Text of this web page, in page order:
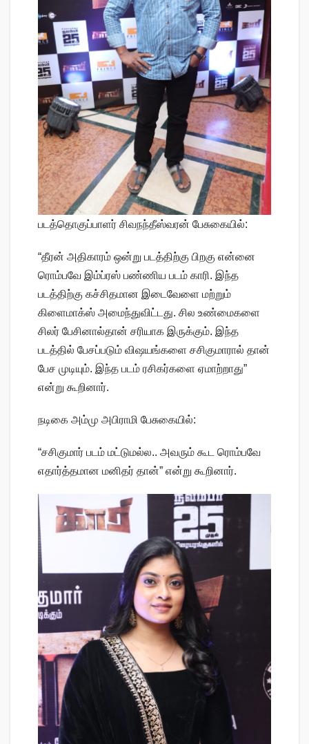
படத்தொகுப்பாளர் சிவநந்தீஸ்வரன் பேசுகையில்:
“தீரன் அதிகாரம் ஒன்று படத்திற்கு பிறகு என்னை
ரொம்பவே இம்ப்ரஸ் பண்ணிய படம் காரி. இந்த
படத்திற்கு கச்சிதமான இடைவேளை மற்றும்
கிளைமாக்ஸ் அமைந்துவிட்டது. சில உண்மைகளை
சிலர் பேசினால்தான் சரியாக இருக்கும். இந்த
படத்தில் பேசப்படும் விஷயங்களை சசிகுமாரால் தான்
பேச முடியும். இந்த படம் ரசிகர்களை ஏமாற்றாது”
என்று கூறினார்.
நடிகை அம்மு அபிராமி பேசுகையில்:
“சசிகுமார் படம் மட்டுமல்ல.. அவரும் கூட ரொம்பவே
எதார்த்தமான மனிதர் தான்” என்று கூறினார்.